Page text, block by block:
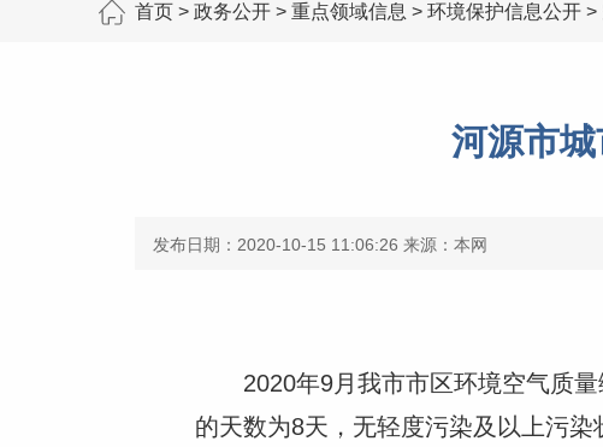
首页 > 政务公开 > 重点领域信息 > 环境保护信息公开 >
河源市城
发布日期：2020-10-15 11:06:26 来源：本网
2020年9月我市市区环境空气质量
的天数为8天，无轻度污染及以上污